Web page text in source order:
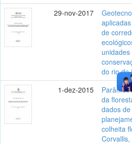
29-nov-2017
de
unidades
do rio de
1-dez-2015
da
dados
colheita